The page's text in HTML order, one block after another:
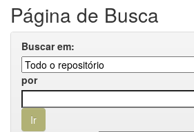
Página de Busca
Buscar em:
por